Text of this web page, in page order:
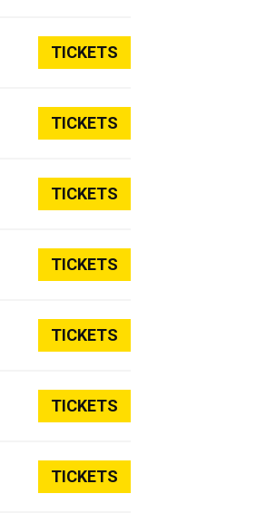
TICKETS
TICKETS
TICKETS
TICKETS
TICKETS
TICKETS
TICKETS